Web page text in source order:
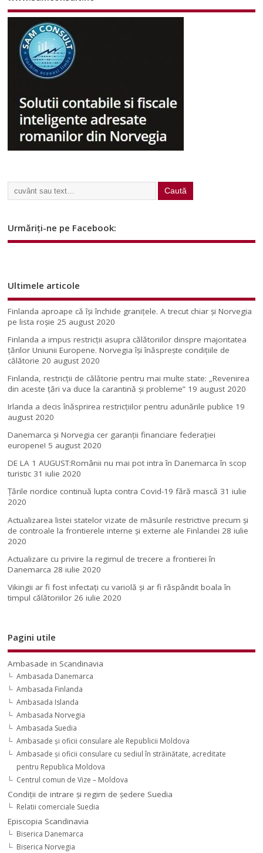
Urmăriți-ne pe Facebook:
Ultimele articole
Finlanda aproape că își închide granițele. A trecut chiar și Norvegia
pe lista roșie 25 august 2020
Finlanda a impus restricţii asupra călătoriilor dinspre majoritatea
ţărilor Uniunii Europene. Norvegia își înăsprește condițiile de
călătorie 20 august 2020
Finlanda, restricţii de călătorie pentru mai multe state: „Revenirea
din aceste ţări va duce la carantină şi probleme” 19 august 2020
Irlanda a decis înăsprirea restricțiilor pentru adunările publice 19
august 2020
Danemarca și Norvegia cer garanții financiare federației
europene! 5 august 2020
DE LA 1 AUGUST:Românii nu mai pot intra în Danemarca în scop
turistic 31 iulie 2020
Țările nordice continuă lupta contra Covid-19 fără mască 31 iulie
2020
Actualizarea listei statelor vizate de măsurile restrictive precum și
de controale la frontierele interne și externe ale Finlandei 28 iulie
2020
Actualizare cu privire la regimul de trecere a frontierei în
Danemarca 28 iulie 2020
Vikingii ar fi fost infectaţi cu variolă şi ar fi răspândit boala în
timpul călătoriilor 26 iulie 2020
Pagini utile
Ambasade in Scandinavia
Ambasada Danemarca
Ambasada Finlanda
Ambasada Islanda
Ambasada Norvegia
Ambasada Suedia
Ambasade şi oficii consulare ale Republicii Moldova
Ambasade şi oficii consulare cu sediul în străinătate, acreditate
pentru Republica Moldova
Centrul comun de Vize – Moldova
Condiţii de intrare şi regim de şedere Suedia
Relatii comerciale Suedia
Episcopia Scandinavia
Biserica Danemarca
Biserica Norvegia